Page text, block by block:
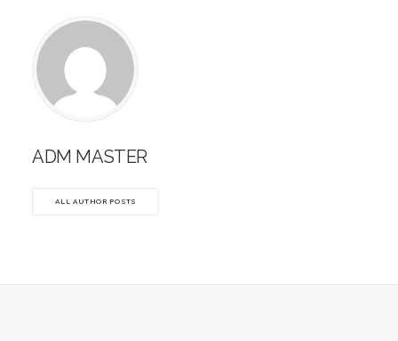
ADM MASTER
ALL AUTHOR POSTS